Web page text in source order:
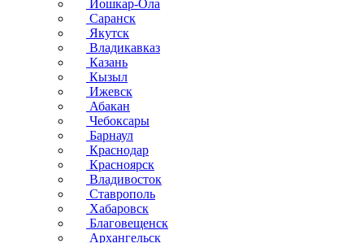
Йошкар-Ола
Саранск
Якутск
Владикавказ
Казань
Кызыл
Ижевск
Абакан
Чебоксары
Барнаул
Краснодар
Красноярск
Владивосток
Ставрополь
Хабаровск
Благовещенск
Архангельск